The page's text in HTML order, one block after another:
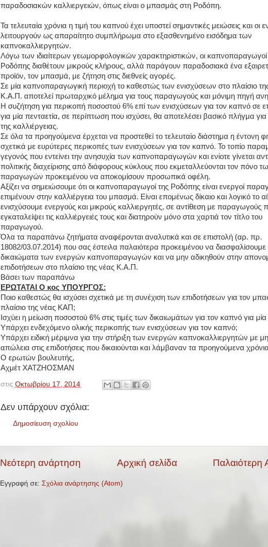
παραδοσιακών καλλιεργειών, όπως είναι ο μπασμάς στη Ροδόπη.
Τα τελευταία χρόνια η τιμή του καπνού έχει υποστεί σημαντικές μειώσεις και οι
λειτουργούν ως απαραίτητο συμπλήρωμα στο εξασθενημένο εισόδημα των
καπνοκαλλιεργητών.
Λόγω των ιδιαίτερων γεωμορφολογικών χαρακτηριστικών, οι καπνοπαραγωγοί
Ροδόπης διαθέτουν μικρούς κλήρους, αλλά παράγουν παραδοσιακά ένα
προϊόν, τον μπασμά, με ζήτηση στις διεθνείς αγορές.
Σε μία καπνοπαραγωγική περιοχή το καθεστώς των ενισχύσεων στο πλαίσιο
Κ.Α.Π. αποτελεί πρωταρχικό μέλημα για τους παραγωγούς και μόνιμη πηγή
Η συζήτηση για περικοπή ποσοστού 6% επί των ενισχύσεων για τον καπνό σε
για μία πενταετία, σε περίπτωση που ισχύσει, θα αποτελέσει βασικό πλήγμα
της καλλιέργειας.
Σε όλα τα προηγούμενα έρχεται να προστεθεί το τελευταίο διάστημα η έντονη
σχετικά με ευρύτερες περικοπές των ενισχύσεων για τον καπνό. Το τοπίο
γεγονός που εντείνει την ανησυχία των καπνοπαραγωγών και ενίοτε γίνεται
πολιτικής διαχείρισης από διάφορους κύκλους που εκμεταλλεύονται τον πόνο
παραγωγών προκειμένου να αποκομίσουν προσωπικά οφέλη.
Αξίζει να σημειώσουμε ότι οι καπνοπαραγωγοί της Ροδόπης είναι ενεργοί
επιμένουν στην καλλιέργεια του μπασμά. Είναι επομένως δίκαιο και λογικό το
ενισχύσουμε ενεργούς και μικρούς καλλιεργητές, σε αντίθεση με παραγωγούς
εγκαταλείψει τις καλλιέργειές τους και διατηρούν μόνο στα χαρτιά τον τίτλο του
παραγωγού.
Όλα τα παραπάνω ζητήματα αναφέρονται αναλυτικά και σε επιστολή (αρ. πρ.
18082/03.07.2014) που σας έστειλα παλαιότερα προκειμένου να διασφαλίσουμε
δικαιώματα των ενεργών καπνοπαραγωγών και να μην αδικηθούν στην
επιδοτήσεων στο πλαίσιο της νέας Κ.Α.Π.
Βάσει των παραπάνω
ΕΡΩΤΑΤΑΙ Ο κος ΥΠΟΥΡΓΟΣ:
Ποιο καθεστώς θα ισχύσει σχετικά με τη συνέχιση των επιδοτήσεων για τον
πλαίσιο της νέας ΚΑΠ;
Ισχύει η μείωση ποσοστού 6% στις τιμές των δικαιωμάτων για τον καπνό για μία
Υπάρχει ενδεχόμενο ολικής περικοπής των ενισχύσεων για τον καπνό;
Υπάρχει ειδική μέριμνα για την στήριξη των ενεργών καπνοκαλλιεργητών με
απώλεια στις επιδοτήσεις που δικαιούνται και λάμβαναν τα προηγούμενα
Ο ερωτών βουλευτής,
Αχμέτ ΧΑΤΖΗΟΣΜΑΝ
στις Οκτωβρίου 17, 2014
Δεν υπάρχουν σχόλια:
Δημοσίευση σχολίου
Νεότερη ανάρτηση Παλαιότερη
Αρχική σελίδα
Εγγραφή σε: Σχόλια ανάρτησης (Atom)